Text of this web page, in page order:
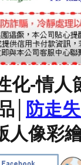
化-情人
防走
人像彩